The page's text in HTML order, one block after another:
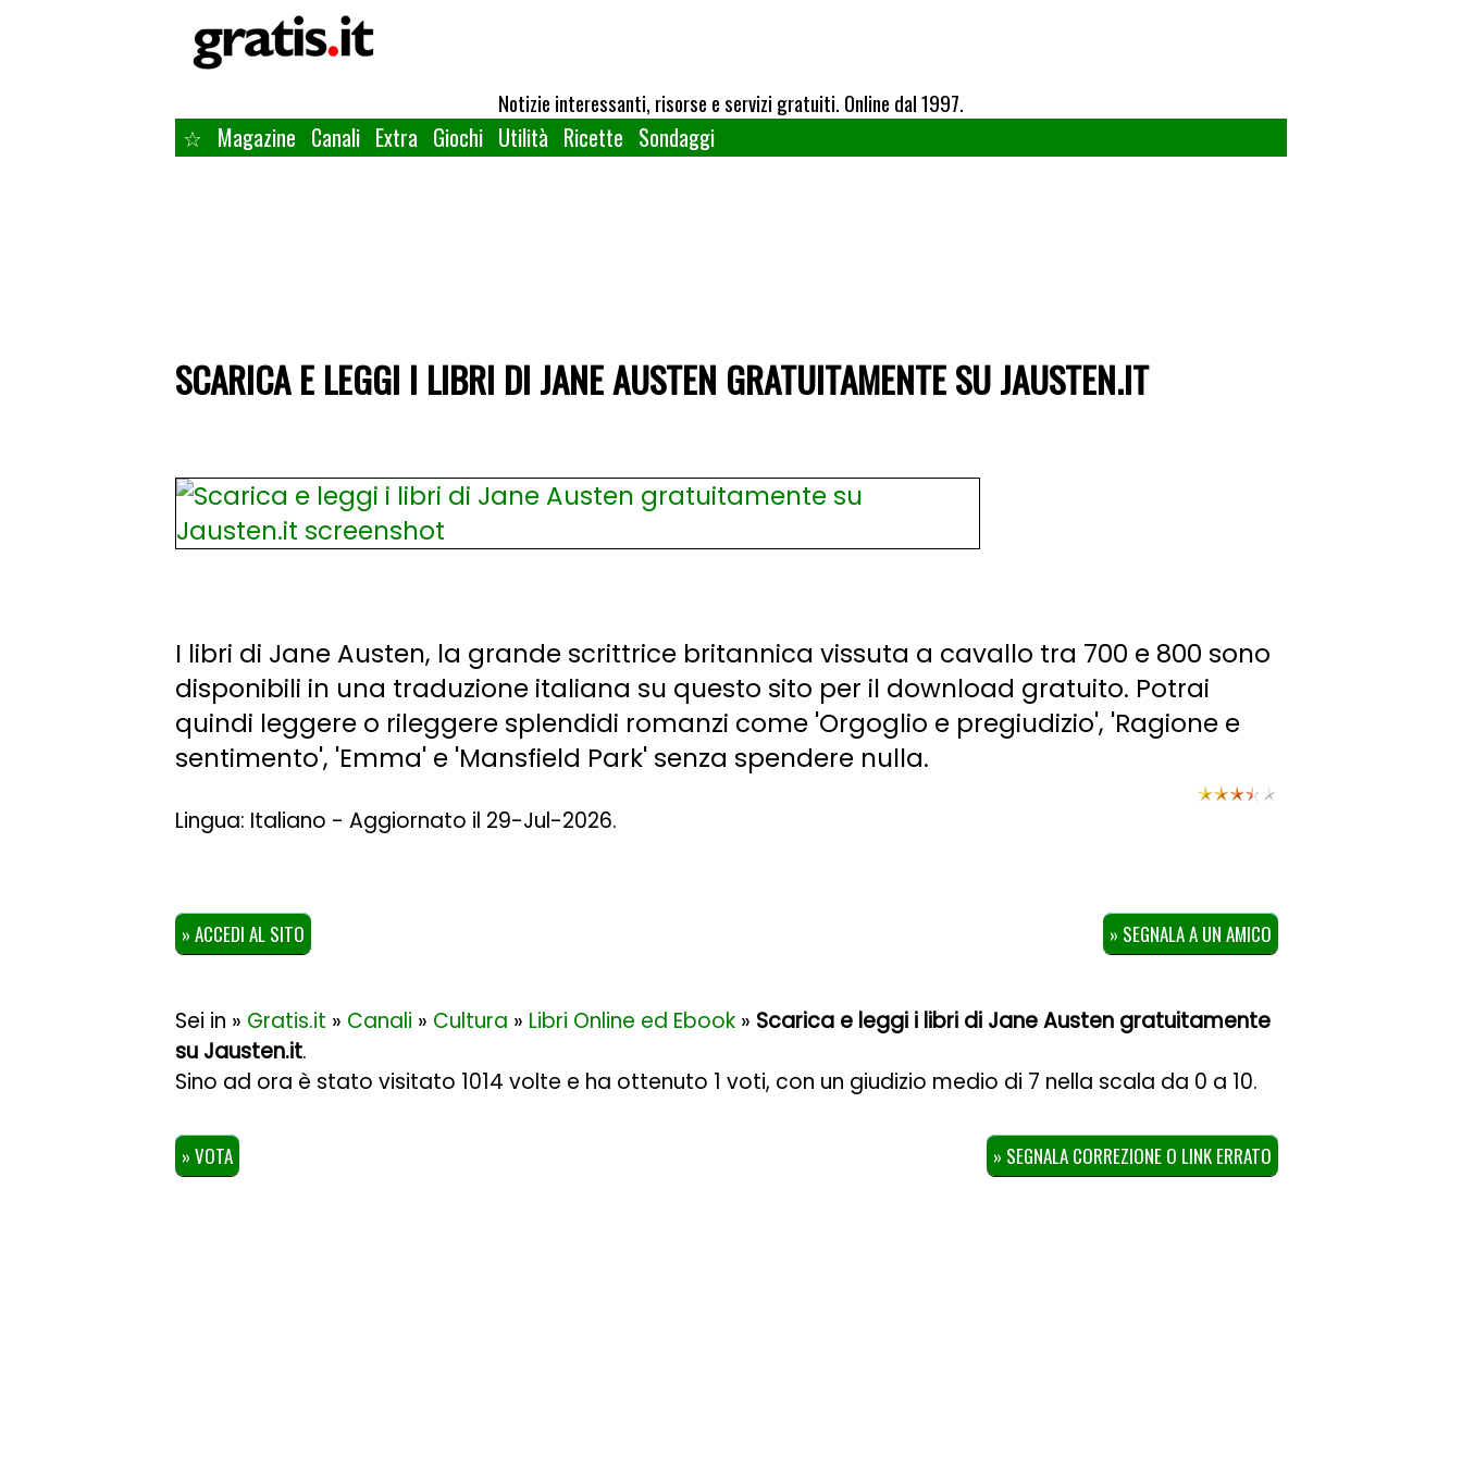
Notizie interessanti, risorse e servizi gratuiti. Online dal 1997.
☆ Magazine Canali Extra Giochi Utilità Ricette Sondaggi
SCARICA E LEGGI I LIBRI DI JANE AUSTEN GRATUITAMENTE SU JAUSTEN.IT
I libri di Jane Austen, la grande scrittrice britannica vissuta a cavallo tra 700 e 800 sono
disponibili in una traduzione italiana su questo sito per il download gratuito. Potrai
quindi leggere o rileggere splendidi romanzi come 'Orgoglio e pregiudizio', 'Ragione e
sentimento', 'Emma' e 'Mansfield Park' senza spendere nulla.
Lingua: Italiano - Aggiornato il 29-Jul-2026.
» ACCEDI AL SITO » SEGNALA A UN AMICO
Sei in » Gratis.it » Canali » Cultura » Libri Online ed Ebook » Scarica e leggi i libri di Jane Austen gratuitamente
su Jausten.it.
Sino ad ora è stato visitato 1014 volte e ha ottenuto 1 voti, con un giudizio medio di 7 nella scala da 0 a 10.
» VOTA » SEGNALA CORREZIONE O LINK ERRATO